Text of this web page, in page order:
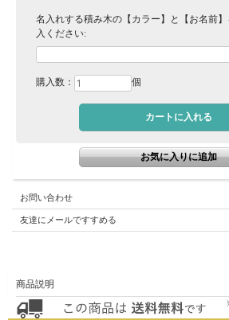
名入れする積み木の【カラー】と【お名前
入ください:
購入数： 個
お問い合わせ
友達にメールですすめる
商品説明